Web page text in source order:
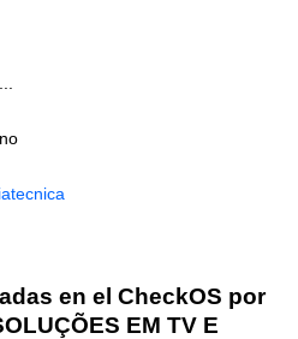
en el CheckOS por
EM TV E